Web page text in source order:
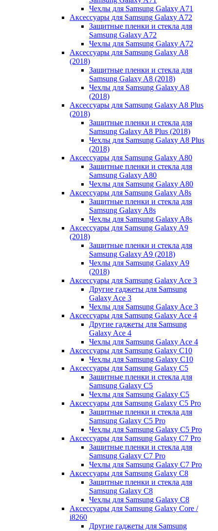
Чехлы для Samsung Galaxy A71
Аксессуары для Samsung Galaxy A72
Защитные пленки и стекла для
Samsung Galaxy A72
Чехлы для Samsung Galaxy A72
Аксессуары для Samsung Galaxy A8
(2018)
Защитные пленки и стекла для
Samsung Galaxy A8 (2018)
Чехлы для Samsung Galaxy A8
(2018)
Аксессуары для Samsung Galaxy A8 Plus
(2018)
Защитные пленки и стекла для
Samsung Galaxy A8 Plus (2018)
Чехлы для Samsung Galaxy A8 Plus
(2018)
Аксессуары для Samsung Galaxy A80
Защитные пленки и стекла для
Samsung Galaxy A80
Чехлы для Samsung Galaxy A80
Аксессуары для Samsung Galaxy A8s
Защитные пленки и стекла для
Samsung Galaxy A8s
Чехлы для Samsung Galaxy A8s
Аксессуары для Samsung Galaxy A9
(2018)
Защитные пленки и стекла для
Samsung Galaxy A9 (2018)
Чехлы для Samsung Galaxy A9
(2018)
Аксессуары для Samsung Galaxy Ace 3
Другие гаджеты для Samsung
Galaxy Ace 3
Чехлы для Samsung Galaxy Ace 3
Аксессуары для Samsung Galaxy Ace 4
Другие гаджеты для Samsung
Galaxy Ace 4
Чехлы для Samsung Galaxy Ace 4
Аксессуары для Samsung Galaxy C10
Чехлы для Samsung Galaxy C10
Аксессуары для Samsung Galaxy C5
Защитные пленки и стекла для
Samsung Galaxy C5
Чехлы для Samsung Galaxy C5
Аксессуары для Samsung Galaxy C5 Pro
Защитные пленки и стекла для
Samsung Galaxy C5 Pro
Чехлы для Samsung Galaxy C5 Pro
Аксессуары для Samsung Galaxy C7 Pro
Защитные пленки и стекла для
Samsung Galaxy C7 Pro
Чехлы для Samsung Galaxy C7 Pro
Аксессуары для Samsung Galaxy C8
Защитные пленки и стекла для
Samsung Galaxy C8
Чехлы для Samsung Galaxy C8
Аксессуары для Samsung Galaxy Core /
i8260
Другие гаджеты для Samsung